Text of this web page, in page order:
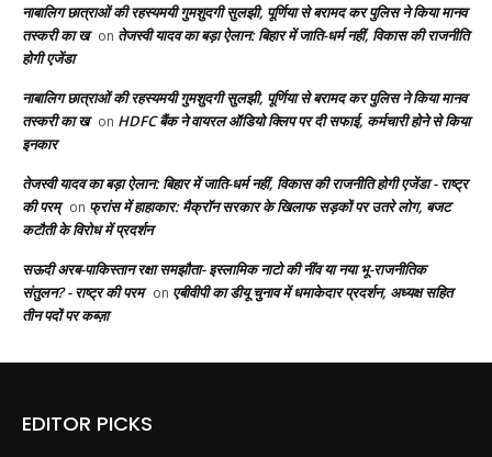
नाबालिग छात्राओं की रहस्यमयी गुमशुदगी सुलझी, पूर्णिया से बरामद कर पुलिस ने किया मानव
तस्करी का ख on तेजस्वी यादव का बड़ा ऐलान: बिहार में जाति-धर्म नहीं, विकास की राजनीति
होगी एजेंडा
नाबालिग छात्राओं की रहस्यमयी गुमशुदगी सुलझी, पूर्णिया से बरामद कर पुलिस ने किया मानव
तस्करी का ख on HDFC बैंक ने वायरल ऑडियो क्लिप पर दी सफाई, कर्मचारी होने से किया
इनकार
तेजस्वी यादव का बड़ा ऐलान: बिहार में जाति-धर्म नहीं, विकास की राजनीति होगी एजेंडा - राष्ट्र
की परम् on फ्रांस में हाहाकार: मैक्रॉन सरकार के खिलाफ सड़कों पर उतरे लोग, बजट
कटौती के विरोध में प्रदर्शन
सऊदी अरब-पाकिस्तान रक्षा समझौता- इस्लामिक नाटो की नींव या नया भू-राजनीतिक
संतुलन? - राष्ट्र की परम on एबीवीपी का डीयू चुनाव में धमाकेदार प्रदर्शन, अध्यक्ष सहित
तीन पदों पर कब्ज़ा
EDITOR PICKS